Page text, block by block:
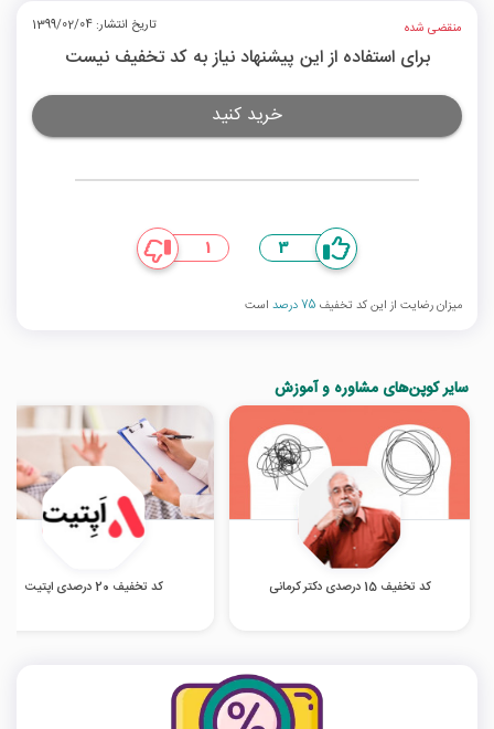
منقضی شده تاریخ انتشار: 1399/02/04
برای استفاده از این پیشنهاد نیاز به کد تخفیف نیست
خرید کنید
3
1
میزان رضایت از این کد تخفیف 75 درصد است
سایر کوپن‌های مشاوره و آموزش
کد تخفیف 15 درصدی دکتر کرمانی کد تخفیف 20 درصدی اپتیت